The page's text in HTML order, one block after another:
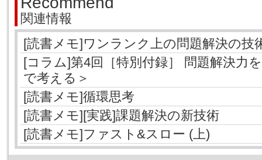
関連情報
[読書メモ]ワンランク上の問題解決の技
[コラム]第4回［特別付録］ 問題解決力
で考える＞
[読書メモ]循環思考
[読書メモ][実践]課題解決の新技術
[読書メモ]ファスト&スロー (上)